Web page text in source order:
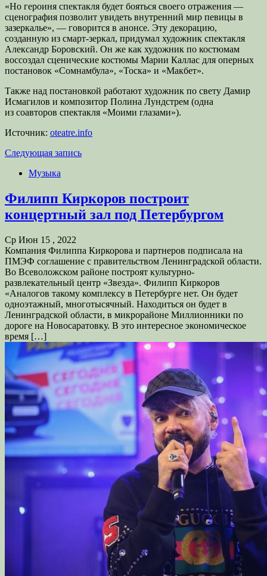
«Но героиня спектакля будет бояться своего отражения —
сценография позволит увидеть внутренний мир певицы в
зазеркалье», — говорится в анонсе. Эту декорацию,
созданную из смарт-зеркал, придумал художник спектакля
Александр Боровский. Он же как художник по костюмам
воссоздал сценические костюмы Марии Каллас для оперных
постановок «Сомнамбула», «Тоска» и «Макбет».
Также над постановкой работают художник по свету Дамир
Исмагилов и композитор Полина Лундстрем (одна
из соавторов спектакля «Моими глазами»).
Источник: oteatre.info
Следующая запись
Музыка
Филипп Киркоров построит
концертный зал под Петербургом
Ср Июн 15 , 2022
Компания Филиппа Киркорова и партнеров подписала на
ПМЭФ соглашение с правительством Ленинградской области.
Во Всеволожском районе построят культурно-
развлекательный центр «Звезда». Филипп Киркоров
«Аналогов такому комплексу в Петербурге нет. Он будет
одноэтажный, многотысячный. Находиться он будет в
Ленинградской области, в микрорайоне Миллионники по
дороге на Новосаратовку. В это интересное экономическое
время […]